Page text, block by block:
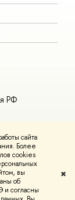
сайта
Более
cookies
вы
об
и согласны
✖
РФ